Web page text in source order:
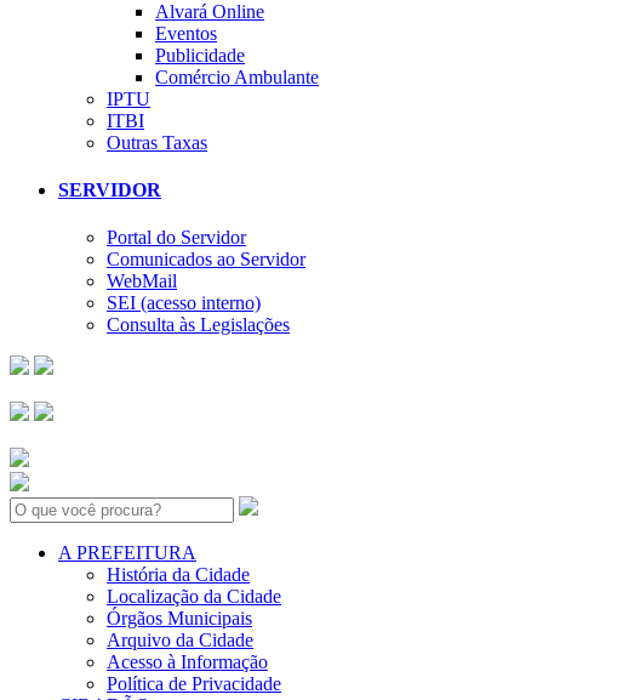
Alvará Online
Eventos
Publicidade
Comércio Ambulante
IPTU
ITBI
Outras Taxas
SERVIDOR
Portal do Servidor
Comunicados ao Servidor
WebMail
SEI (acesso interno)
Consulta às Legislações
Search:
A PREFEITURA
História da Cidade
Localização da Cidade
Órgãos Municipais
Arquivo da Cidade
Acesso à Informação
Política de Privacidade